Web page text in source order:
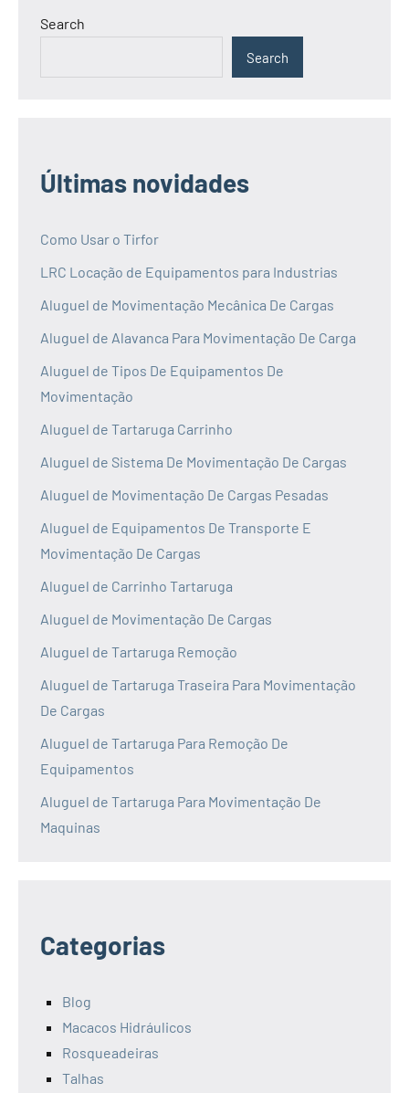
Search
Search
Últimas novidades
Como Usar o Tirfor
LRC Locação de Equipamentos para Industrias
Aluguel de Movimentação Mecânica De Cargas
Aluguel de Alavanca Para Movimentação De Carga
Aluguel de Tipos De Equipamentos De
Movimentação
Aluguel de Tartaruga Carrinho
Aluguel de Sistema De Movimentação De Cargas
Aluguel de Movimentação De Cargas Pesadas
Aluguel de Equipamentos De Transporte E
Movimentação De Cargas
Aluguel de Carrinho Tartaruga
Aluguel de Movimentação De Cargas
Aluguel de Tartaruga Remoção
Aluguel de Tartaruga Traseira Para Movimentação
De Cargas
Aluguel de Tartaruga Para Remoção De
Equipamentos
Aluguel de Tartaruga Para Movimentação De
Maquinas
Categorias
Blog
Macacos Hidráulicos
Rosqueadeiras
Talhas